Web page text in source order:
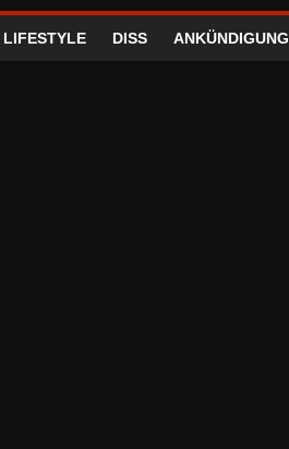
LIFESTYLE DISS ANKÜNDIGUNG